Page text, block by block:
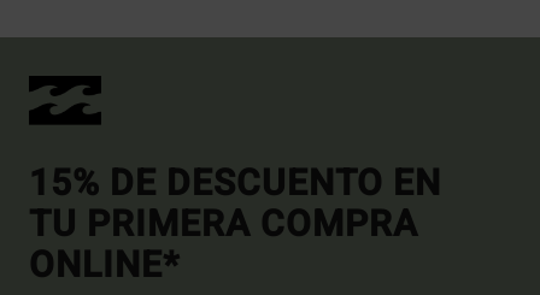
15% DE DESCUENTO EN
TU PRIMERA COMPRA
ONLINE*